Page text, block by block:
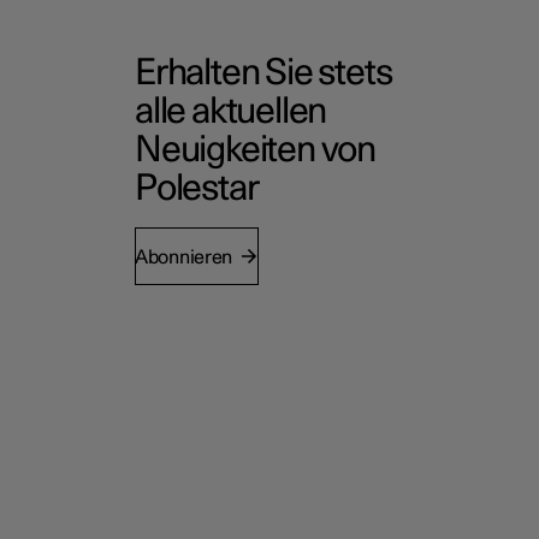
Erhalten Sie stets
alle aktuellen
Neuigkeiten von
Polestar
Abonnieren